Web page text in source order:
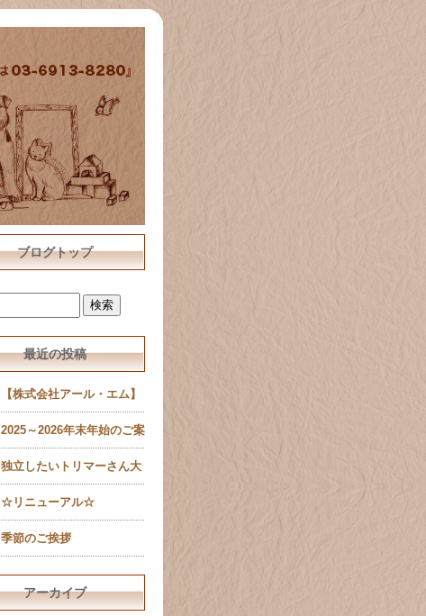
ブログトップ
最近の投稿
【株式会社アール・エム】
メール設定確認のお願い
（有限会社ペットキャッス
ル様）
2025～2026年末年始のご案
内
独立したいトリマーさん大
募集！
☆リニューアル☆
季節のご挨拶
アーカイブ